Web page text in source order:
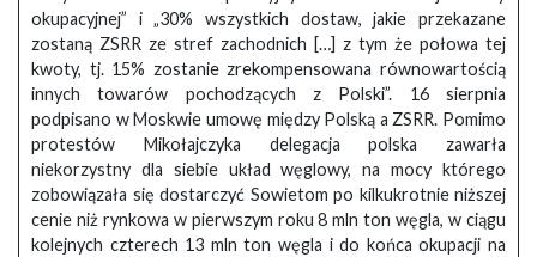
okupacyjnej” i „30% wszystkich dostaw, jakie przekazane
zostaną ZSRR ze stref zachodnich […] z tym że połowa tej
kwoty, tj. 15% zostanie zrekompensowana równowartością
innych towarów pochodzących z Polski”. 16 sierpnia
podpisano w Moskwie umowę między Polską a ZSRR. Pomimo
protestów Mikołajczyka delegacja polska zawarła
niekorzystny dla siebie układ węglowy, na mocy którego
zobowiązała się dostarczyć Sowietom po kilkukrotnie niższej
cenie niż rynkowa w pierwszym roku 8 mln ton węgla, w ciągu
kolejnych czterech 13 mln ton węgla i do końca okupacji na